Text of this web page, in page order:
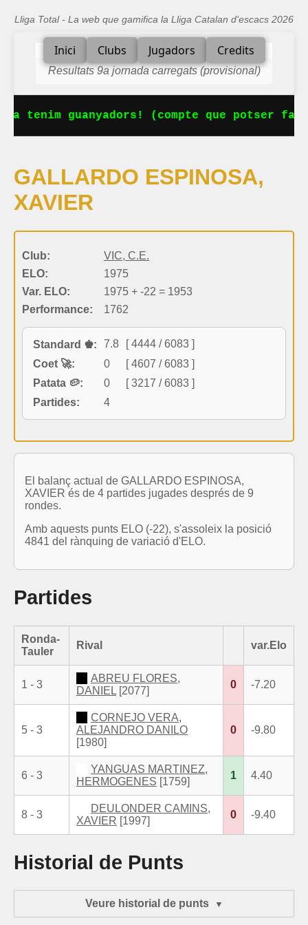
Lliga Total - La web que gamifica la Lliga Catalan d'escacs 2026
Inici Clubs Jugadors Credits
Resultats 9a jornada carregats (provisional)
tenim guanyadors! (compte que potser
GALLARDO ESPINOSA,
XAVIER
Club:
VIC, C.E.
ELO:
1975
Var. ELO:
1975 + -22 = 1953
Performance:
1762
Standard ♚: 7.8
[ 4444 / 6083 ]
Coet 🚀:
0
[ 4607 / 6083 ]
Patata 🥔:
0
[ 3217 / 6083 ]
Partides:
4
El balanç actual de GALLARDO ESPINOSA,
XAVIER és de 4 partides jugades després de 9
rondes.
Amb aquests punts ELO (-22), s'assoleix la posició
4841 del rànquing de variació d'ELO.
Partides
Ronda-
Tauler
Rival var.Elo
1 - 3
ABREU FLORES,
DANIEL [2077]
0 -7.20
5 - 3
CORNEJO VERA,
ALEJANDRO DANILO
[1980]
0 -9.80
6 - 3
YANGUAS MARTINEZ,
HERMOGENES [1759]
1 4.40
8 - 3
DEULONDER CAMINS,
XAVIER [1997]
0 -9.40
Historial de Punts
Veure historial de punts